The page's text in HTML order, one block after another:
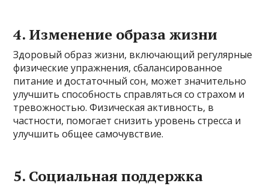
4. Изменение образа жизни
Здоровый образ жизни, включающий регулярные
физические упражнения, сбалансированное
питание и достаточный сон, может значительно
улучшить способность справляться со страхом и
тревожностью. Физическая активность, в
частности, помогает снизить уровень стресса и
улучшить общее самочувствие.
5. Социальная поддержка